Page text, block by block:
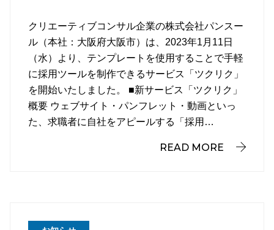
クリエーティブコンサル企業の株式会社パンスー
ル（本社：大阪府大阪市）は、2023年1月11日
（水）より、テンプレートを使用することで手軽
に採用ツールを制作できるサービス「ツクリク」
を開始いたしました。 ■新サービス「ツクリク」
概要 ウェブサイト・パンフレット・動画といっ
た、求職者に自社をアピールする「採用…
READ MORE